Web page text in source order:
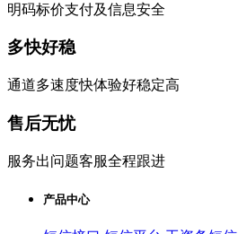
明码标价支付及信息安全
多快好稳
通道多速度快体验好稳定高
售后无忧
服务出问题客服全程跟进
产品中心